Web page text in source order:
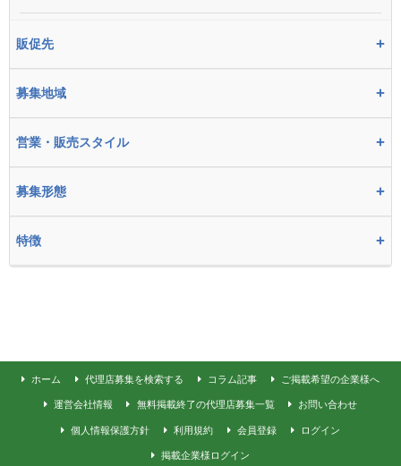
販促先 +
募集地域 +
営業・販売スタイル +
募集形態 +
特徴 +
ホーム 代理店募集を検索する コラム記事 ご掲載希望の企業様へ
運営会社情報 無料掲載終了の代理店募集一覧 お問い合わせ
個人情報保護方針 利用規約 会員登録 ログイン
掲載企業様ログイン